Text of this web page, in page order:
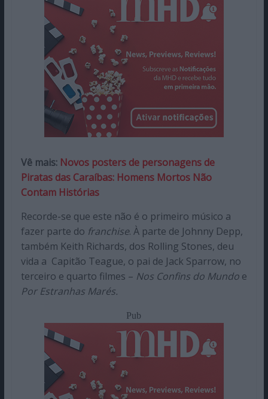
Vê mais: Novos posters de personagens de
Piratas das Caraíbas: Homens Mortos Não
Contam Histórias
Recorde-se que este não é o primeiro músico a
fazer parte do franchise. À parte de Johnny Depp,
também Keith Richards, dos Rolling Stones, deu
vida a Capitão Teague, o pai de Jack Sparrow, no
terceiro e quarto filmes – Nos Confins do Mundo e
Por Estranhas Marés.
Pub